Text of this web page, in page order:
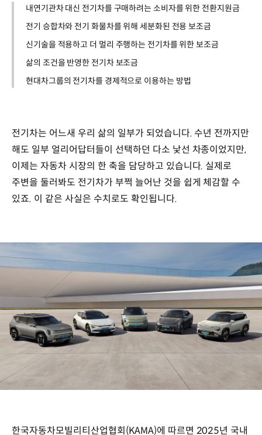
내연기관차 대신 전기차를 구매하려는 소비자를 위한 전환지원금
전기 승합차와 전기 화물차를 위해 세분화된 전용 보조금
신기술을 적용하고 더 멀리 주행하는 전기차를 위한 보조금
삶의 조건을 반영한 전기차 보조금
현대차그룹의 전기차를 경제적으로 이용하는 방법
전기차는 어느새 우리 삶의 일부가 되었습니다. 수년 전까지만
해도 일부 얼리어답터들이 선택하던 다소 낯선 차종이었지만,
이제는 자동차 시장의 한 축을 담당하고 있습니다. 실제로
주변을 둘러봐도 전기차가 부쩍 늘어난 것을 쉽게 체감할 수
있죠. 이 같은 사실은 수치로도 확인됩니다.
한국자동차모빌리티산업협회(KAMA)에 따르면 2025년 국내